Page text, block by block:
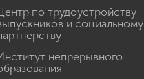
по трудоустройству
и социальному
непрерывного